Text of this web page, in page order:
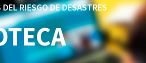
RIESGO DE DESASTRES